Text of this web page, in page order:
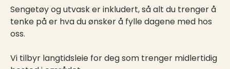
Sengetøy og utvask er inkludert, så alt du trenger å
tenke på er hva du ønsker å fylle dagene med hos
oss.
Vi tilbyr langtidsleie for deg som trenger midlertidig